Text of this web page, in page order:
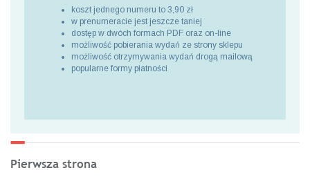
koszt jednego numeru to 3,90 zł
w prenumeracie jest jeszcze taniej
dostęp w dwóch formach PDF oraz on-line
możliwość pobierania wydań ze strony sklepu
możliwość otrzymywania wydań drogą mailową
popularne formy płatności
Pierwsza strona